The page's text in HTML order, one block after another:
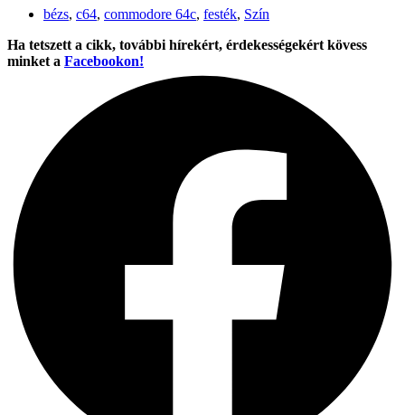
bézs, c64, commodore 64c, festék, Szín
Ha tetszett a cikk, további hírekért, érdekességekért kövess
minket a Facebookon!